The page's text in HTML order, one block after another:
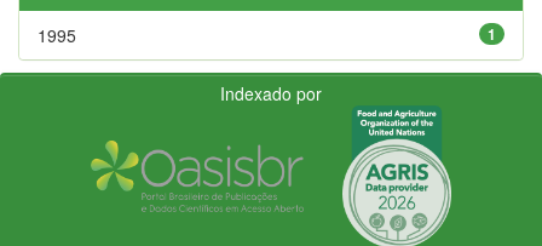
1
1995
Indexado por